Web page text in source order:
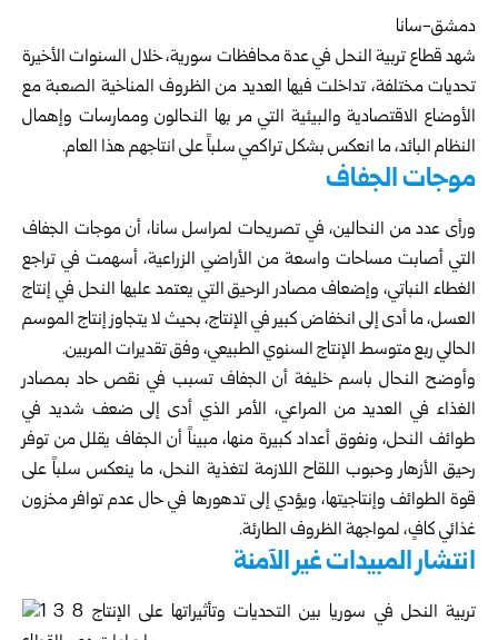
دمشق-سانا
شهد قطاع تربية النحل في عدة محافظات سورية، خلال السنوات الأخيرة
تحديات مختلفة، تداخلت فيها العديد من الظروف المناخية الصعبة مع
الأوضاع الاقتصادية والبيئية التي مر بها النحالون وممارسات وإهمال
النظام البائد، ما انعكس بشكل تراكمي سلباً على انتاجهم هذا العام.
موجات الجفاف
ورأى عدد من النحالين، في تصريحات لمراسل سانا، أن موجات الجفاف
التي أصابت مساحات واسعة من الأراضي الزراعية، أسهمت في تراجع
الغطاء النباتي، وإضعاف مصادر الرحيق التي يعتمد عليها النحل في إنتاج
العسل، ما أدى إلى انخفاض كبير في الإنتاج، بحيث لا يتجاوز إنتاج الموسم
الحالي ربع متوسط الإنتاج السنوي الطبيعي، وفق تقديرات المربين.
وأوضح النحال باسم خليفة أن الجفاف تسبب في نقص حاد بمصادر
الغذاء في العديد من المراعي، الأمر الذي أدى إلى ضعف شديد في
طوائف النحل، ونفوق أعداد كبيرة منها، مبيناً أن الجفاف يقلل من توفر
رحيق الأزهار وحبوب اللقاح اللازمة لتغذية النحل، ما ينعكس سلباً على
قوة الطوائف وإنتاجيتها، ويؤدي إلى تدهورها في حال عدم توافر مخزون
غذائي كافٍ، لمواجهة الظروف الطارئة.
انتشار المبيدات غير الآمنة